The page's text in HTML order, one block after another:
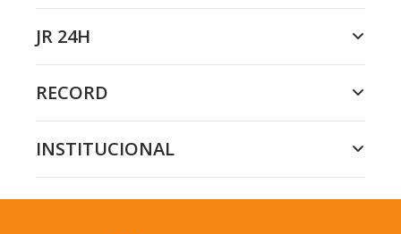
JR 24H
RECORD
INSTITUCIONAL